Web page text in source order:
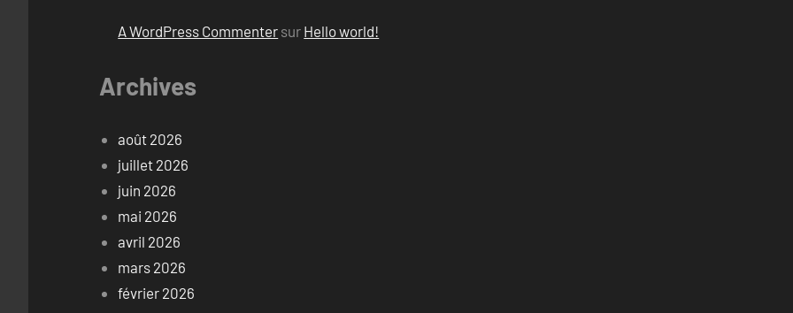
A WordPress Commenter sur Hello world!
Archives
août 2026
juillet 2026
juin 2026
mai 2026
avril 2026
mars 2026
février 2026